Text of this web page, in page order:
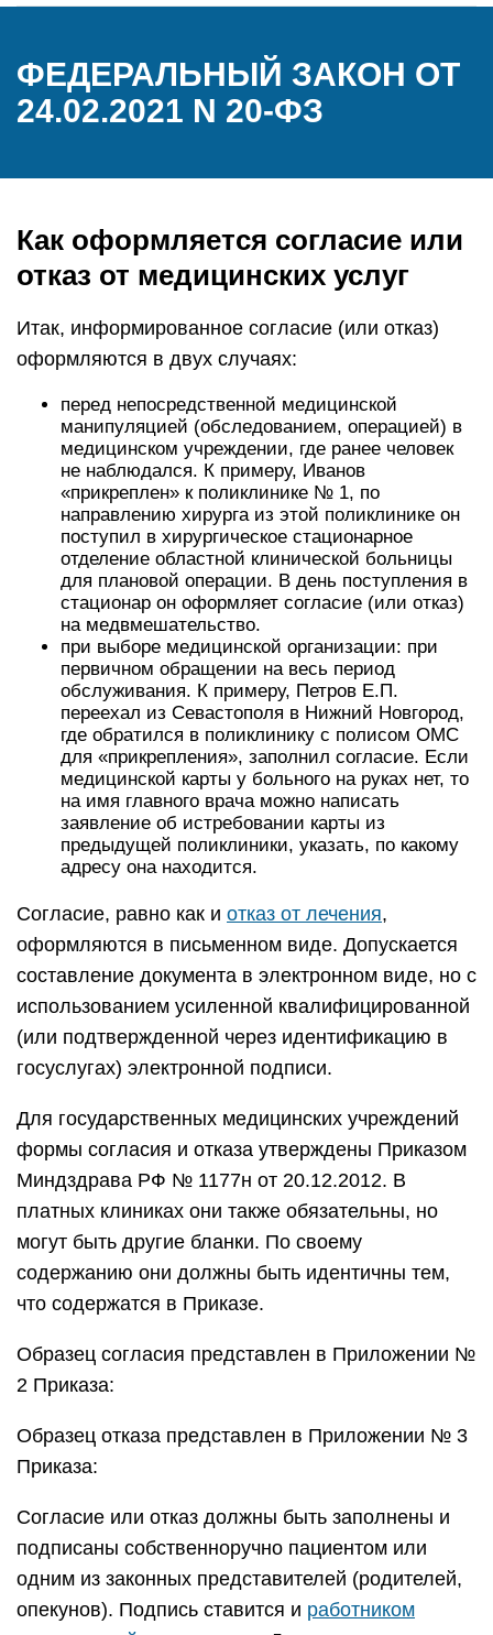
ФЕДЕРАЛЬНЫЙ ЗАКОН ОТ
24.02.2021 N 20-ФЗ
Как оформляется согласие или
отказ от медицинских услуг
Итак, информированное согласие (или отказ)
оформляются в двух случаях:
перед непосредственной медицинской
манипуляцией (обследованием, операцией) в
медицинском учреждении, где ранее человек
не наблюдался. К примеру, Иванов
«прикреплен» к поликлинике № 1, по
направлению хирурга из этой поликлинике он
поступил в хирургическое стационарное
отделение областной клинической больницы
для плановой операции. В день поступления в
стационар он оформляет согласие (или отказ)
на медвмешательство.
при выборе медицинской организации: при
первичном обращении на весь период
обслуживания. К примеру, Петров Е.П.
переехал из Севастополя в Нижний Новгород,
где обратился в поликлинику с полисом ОМС
для «прикрепления», заполнил согласие. Если
медицинской карты у больного на руках нет, то
на имя главного врача можно написать
заявление об истребовании карты из
предыдущей поликлиники, указать, по какому
адресу она находится.
Согласие, равно как и отказ от лечения,
оформляются в письменном виде. Допускается
составление документа в электронном виде, но с
использованием усиленной квалифицированной
(или подтвержденной через идентификацию в
госуслугах) электронной подписи.
Для государственных медицинских учреждений
формы согласия и отказа утверждены Приказом
Миндздрава РФ № 1177н от 20.12.2012. В
платных клиниках они также обязательны, но
могут быть другие бланки. По своему
содержанию они должны быть идентичны тем,
что содержатся в Приказе.
Образец согласия представлен в Приложении №
2 Приказа:
Образец отказа представлен в Приложении № 3
Приказа:
Согласие или отказ должны быть заполнены и
подписаны собственноручно пациентом или
одним из законных представителей (родителей,
опекунов). Подпись ставится и работником